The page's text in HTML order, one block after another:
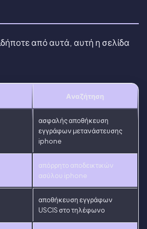
από αυτά, αυτή η σελίδα
Αναζήτηση
ασφαλής αποθήκευση
εγγράφων μετανάστευσης
iphone
απόρρητο αποδεικτικών
ασύλου iphone
αποθήκευση εγγράφων
USCIS στο τηλέφωνο